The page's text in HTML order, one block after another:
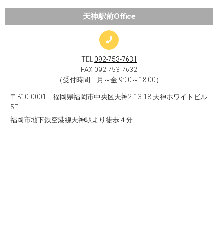
天神駅前Office
TEL 092-753-7631
FAX 092-753-7632
（受付時間 月～金 9:00～18:00）
〒810-0001 福岡県福岡市中央区天神2-13-18 天神ホワイトビル
5F
福岡市地下鉄空港線天神駅より徒歩４分